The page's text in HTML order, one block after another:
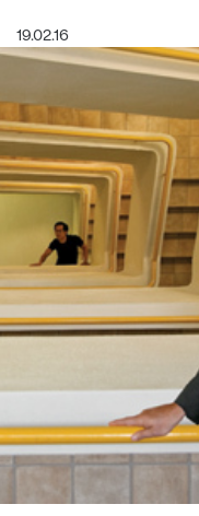
19.02.16